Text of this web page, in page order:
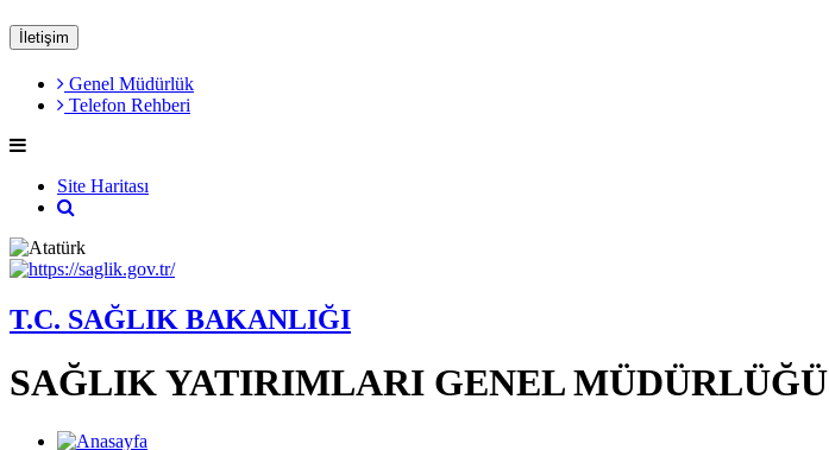
İletişim
Genel Müdürlük
Telefon Rehberi
Site Haritası
T.C. SAĞLIK BAKANLIĞI
SAĞLIK YATIRIMLARI GENEL MÜDÜRLÜĞÜ